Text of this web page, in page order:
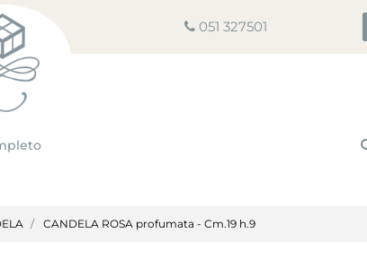
051 327501
CANDELA ROSA profumata - Cm.19 h.9